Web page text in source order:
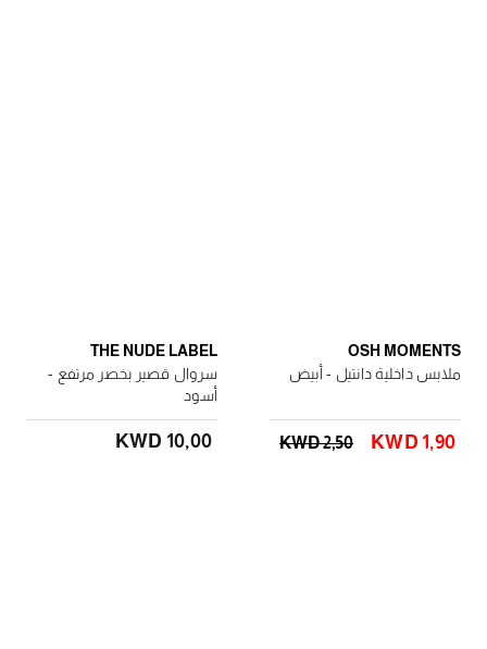
OSH MOMENTS
ملابس داخلية دانتيل - أبيض
KWD 1٫90 KWD 2٫50
THE NUDE LABEL
سروال قصير بخصر مرتفع -
أسود
KWD 10٫00